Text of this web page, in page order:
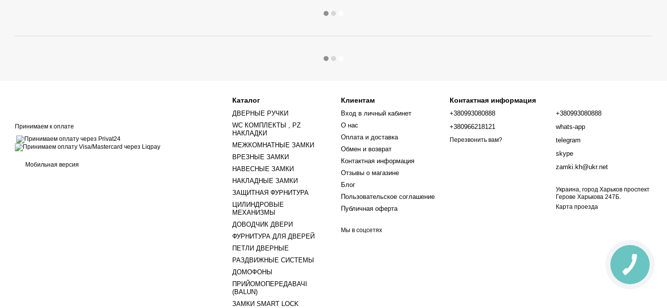
Принимаем к оплате
Мобильная версия
Каталог
ДВЕРНЫЕ РУЧКИ
WC КОМПЛЕКТЫ , PZ
НАКЛАДКИ
МЕЖКОМНАТНЫЕ ЗАМКИ
ВРЕЗНЫЕ ЗАМКИ
НАВЕСНЫЕ ЗАМКИ
НАКЛАДНЫЕ ЗАМКИ
ЗАЩИТНАЯ ФУРНИТУРА
ЦИЛИНДРОВЫЕ
МЕХАНИЗМЫ
ДОВОДЧИК ДВЕРИ
ФУРНИТУРА ДЛЯ ДВЕРЕЙ
ПЕТЛИ ДВЕРНЫЕ
РАЗДВИЖНЫЕ СИСТЕМЫ
ДОМОФОНЫ
ПРИЙОМОПЕРЕДАВАЧІ
(BALUN)
ЗАМКИ SMART LOCK
Клиентам
Вход в личный кабинет
О нас
Оплата и доставка
Обмен и возврат
Контактная информация
Отзывы о магазине
Блог
Пользовательское соглашение
Публичная оферта
Мы в соцсетях
Контактная информация
+380993080888
+380966218121
Перезвонить вам?
+380993080888
whats-app
telegram
skype
zamki.kh@ukr.net
Украина, город Харьков проспект
Герове Харькова 247Б.
Карта проезда